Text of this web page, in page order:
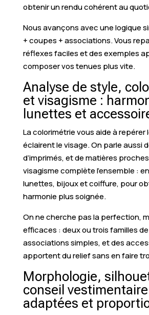
obtenir un rendu cohérent au
Nous avançons avec une logique
+ coupes + associations. Vous
réflexes faciles et des exemples
composer vos tenues plus vite.
Analyse de style,
et visagisme :
lunettes et
La colorimétrie vous aide à repérer
éclairent le visage. On parle aussi
d’imprimés, et de matières
visagisme complète l’ensemble :
lunettes, bijoux et coiffure, pour
harmonie plus soignée.
On ne cherche pas la perfection,
efficaces : deux ou trois familles
associations simples, et des
apportent du relief sans en faire
Morphologie,
conseil
adaptées et